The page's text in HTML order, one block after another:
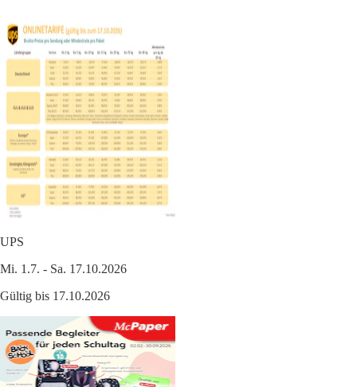
UPS
Mi. 1.7. - Sa. 17.10.2026
Gültig bis 17.10.2026